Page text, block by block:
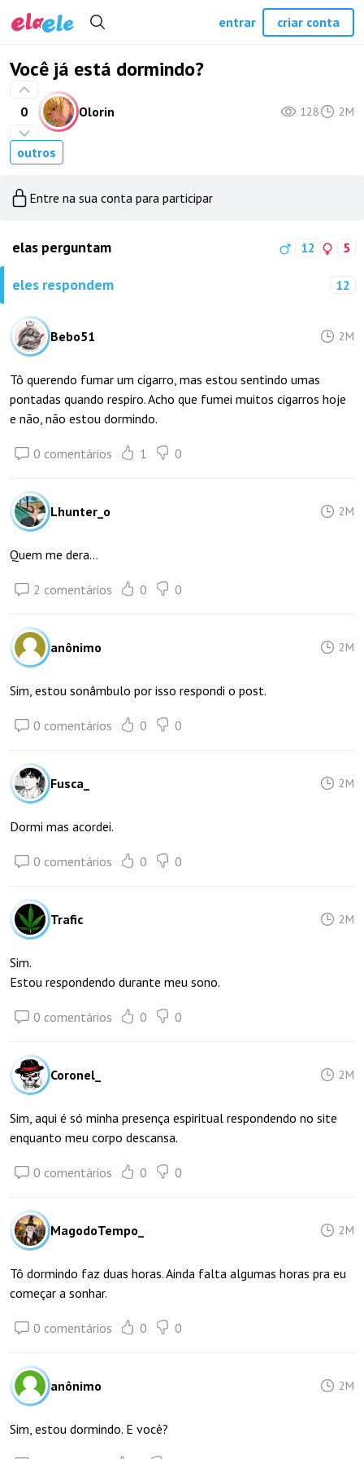
Você já está dormindo?
0 Olorin 128 2M
outros
Entre na sua conta para participar
elas perguntam 12 5
eles respondem 12
Bebo51 2M
Tô querendo fumar um cigarro, mas estou sentindo umas
pontadas quando respiro. Acho que fumei muitos cigarros hoje
e não, não estou dormindo.
0 comentários 1 0
Lhunter_o 2M
Quem me dera...
2 comentários 0 0
anônimo 2M
Sim, estou sonâmbulo por isso respondi o post.
0 comentários 0 0
Fusca_ 2M
Dormi mas acordei.
0 comentários 0 0
Trafic 2M
Sim.
Estou respondendo durante meu sono.
0 comentários 0 0
Coronel_ 2M
Sim, aqui é só minha presença espiritual respondendo no site
enquanto meu corpo descansa.
0 comentários 0 0
MagodoTempo_ 2M
Tô dormindo faz duas horas. Ainda falta algumas horas pra eu
começar a sonhar.
0 comentários 0 0
anônimo 2M
Sim, estou dormindo. E você?
entrar criar conta